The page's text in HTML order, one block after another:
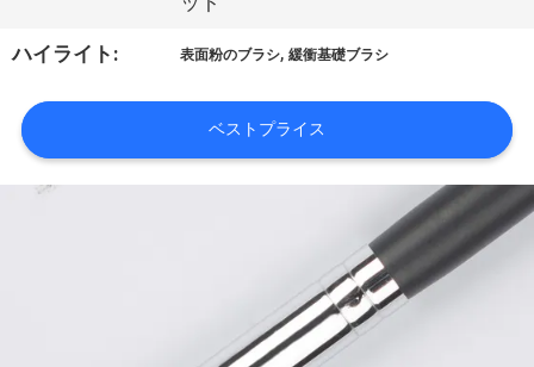
場
旅
行
ハイライト: 表面粉のブラシ,緩衝基礎ブラシ
ベストプライス